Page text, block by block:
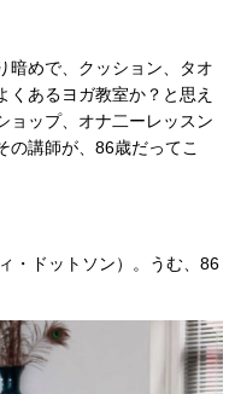
暗めで、クッション、タオ
くあるヨガ教室か？と思え
ョップ、オナ二ーレッスン
の講師が、86歳だってこ
・ドットソン）。うむ、86